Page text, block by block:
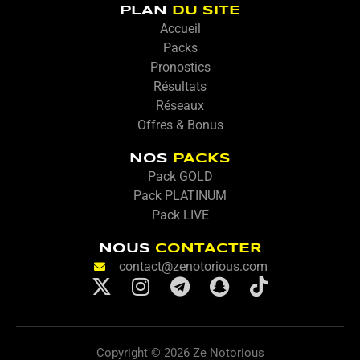
PLAN DU SITE
Accueil
Packs
Pronostics
Résultats
Réseaux
Offres & Bonus
NOS PACKS
Pack GOLD
Pack PLATINUM
Pack LIVE
NOUS CONTACTER
contact@zenotorious.com
X
t
w
I
s
t
T
l
e
S
a
p
T
k
t
Copyright © 2026 Ze Notorious